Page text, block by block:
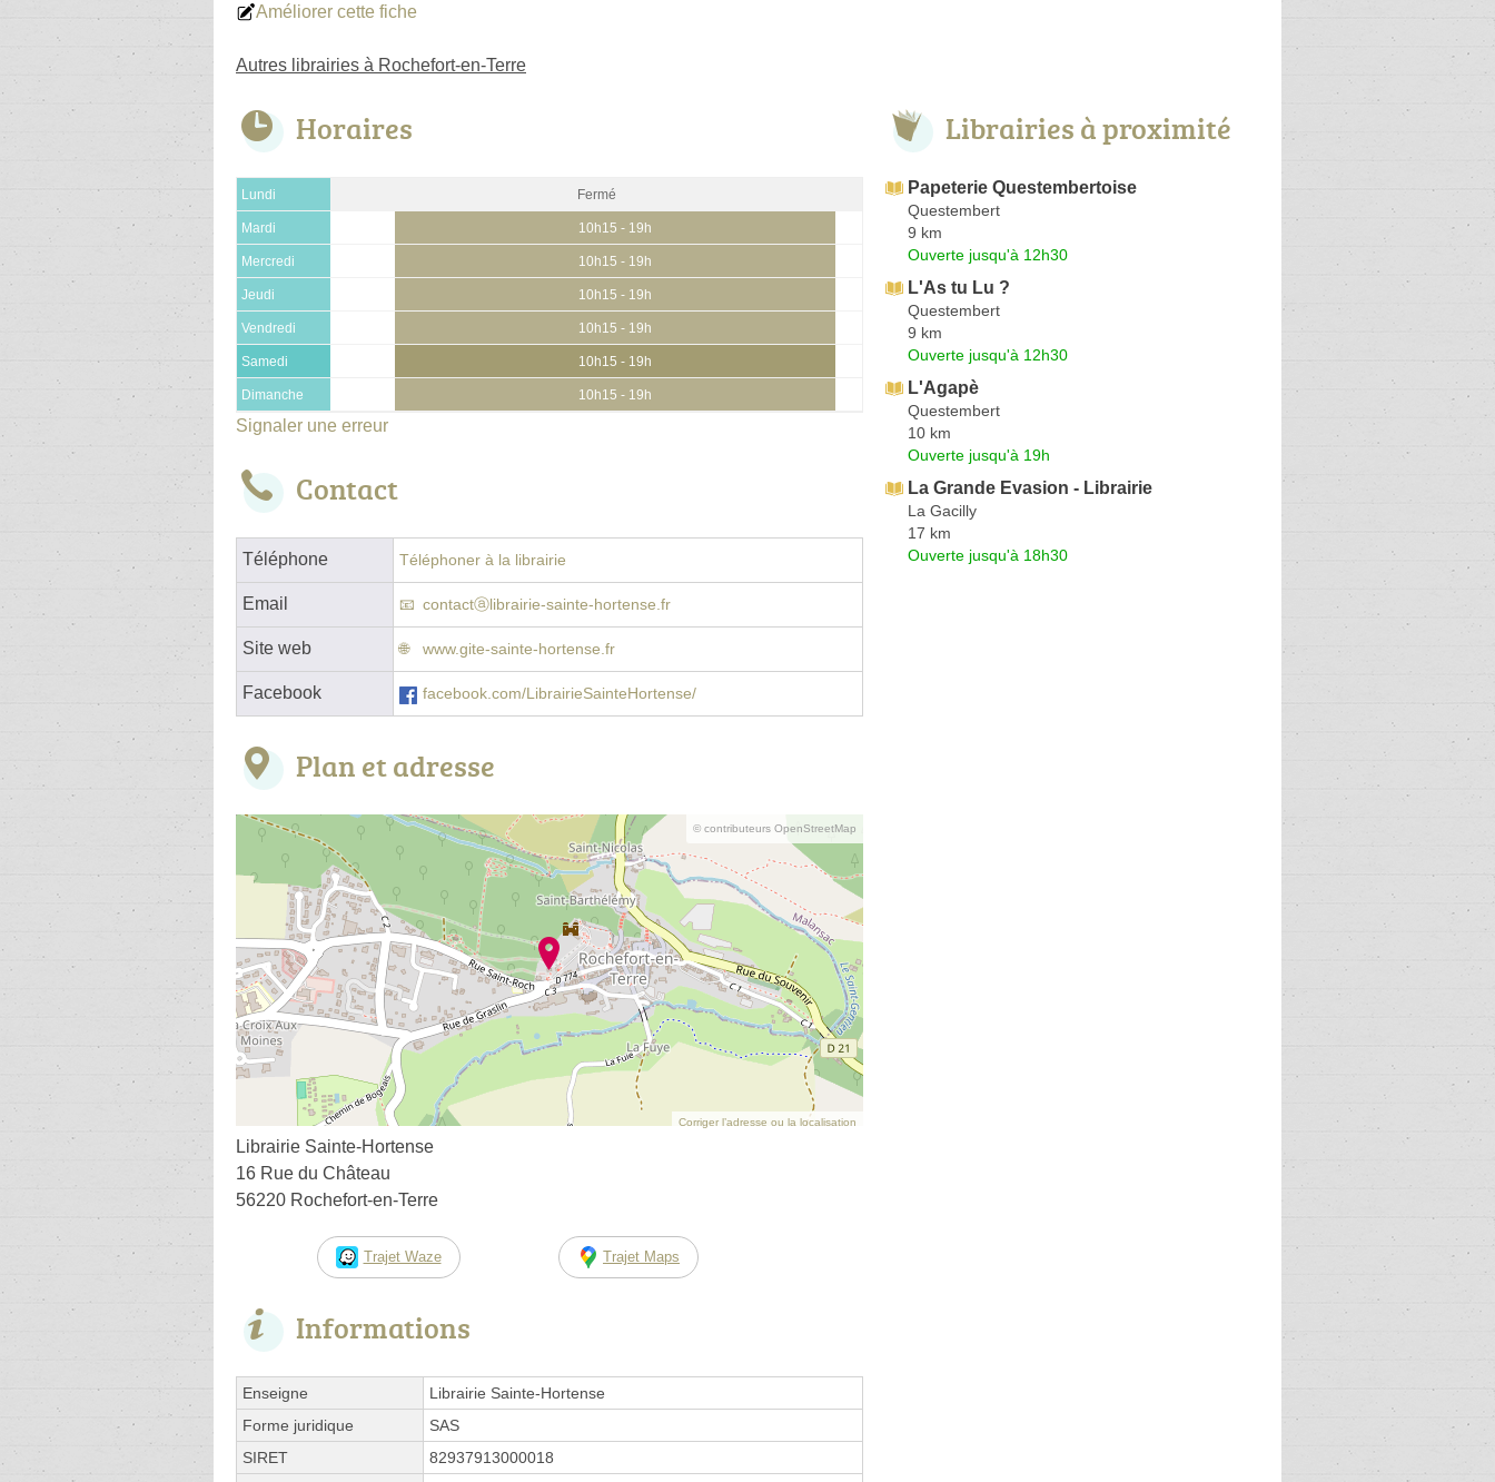
Améliorer cette fiche
Autres librairies à Rochefort-en-Terre
Horaires
Lundi Fermé
Mardi 10h15 - 19h
Mercredi 10h15 - 19h
Jeudi 10h15 - 19h
Vendredi 10h15 - 19h
Samedi 10h15 - 19h
Dimanche 10h15 - 19h
Signaler une erreur
Contact
Téléphone Téléphoner à la librairie
Email contactⓐlibrairie-sainte-hortense.fr
Site web www.gite-sainte-hortense.fr
Facebook facebook.com/LibrairieSainteHortense/
Plan et adresse
© contributeurs OpenStreetMap
Corriger l’adresse ou la localisation
Librairie Sainte-Hortense
16 Rue du Château
56220 Rochefort-en-Terre
Trajet Waze Trajet Maps
Informations
Enseigne
Librairie Sainte-Hortense
Forme juridique
SAS
SIRET
82937913000018
Librairies à proximité
Papeterie Questembertoise
Questembert
9 km
Ouverte jusqu'à 12h30
L'As tu Lu ?
Questembert
9 km
Ouverte jusqu'à 12h30
L'Agapè
Questembert
10 km
Ouverte jusqu'à 19h
La Grande Evasion - Librairie
La Gacilly
17 km
Ouverte jusqu'à 18h30